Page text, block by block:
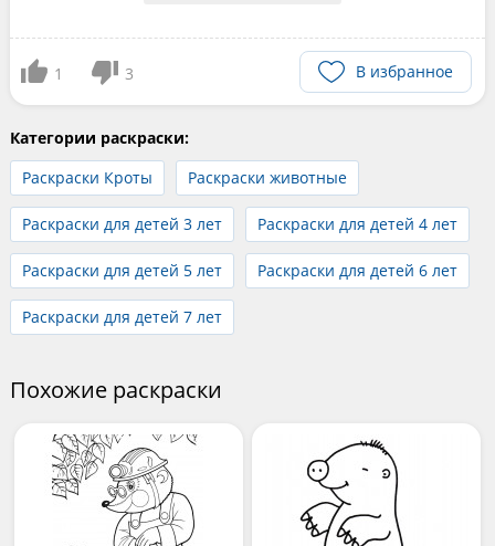
1 3 В избранное
Категории раскраски:
Раскраски Кроты
Раскраски животные
Раскраски для детей 3 лет Раскраски для детей 4 лет
Раскраски для детей 5 лет Раскраски для детей 6 лет
Раскраски для детей 7 лет
Похожие раскраски